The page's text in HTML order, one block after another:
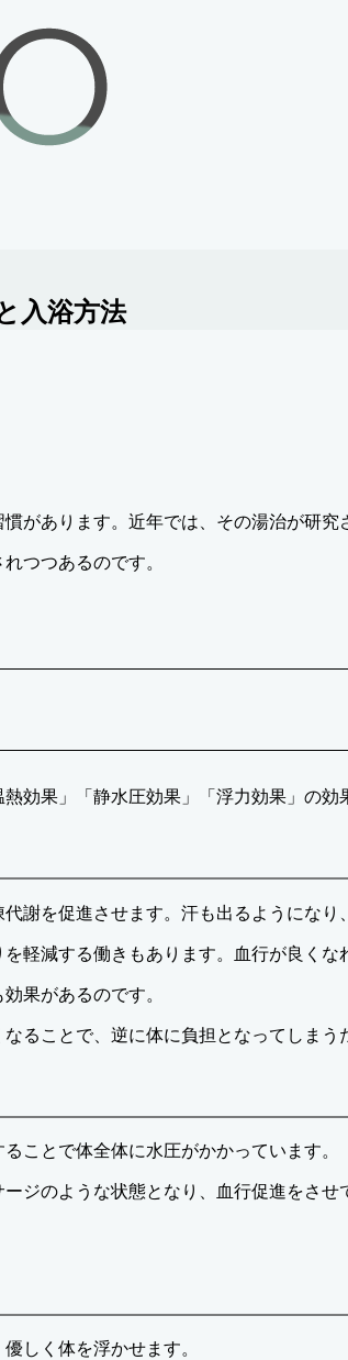
入浴方法
があります。近年では、その湯治が研究
つつあるのです。
効果」「静水圧効果」「浮力効果」の効
を促進させます。汗も出るようになり
軽減する働きもあります。血行が良く
果があるのです。
ることで、逆に体に負担となってしまう
ことで体全体に水圧がかかっています。
のような状態となり、血行促進をさせ
しく体を浮かせます。